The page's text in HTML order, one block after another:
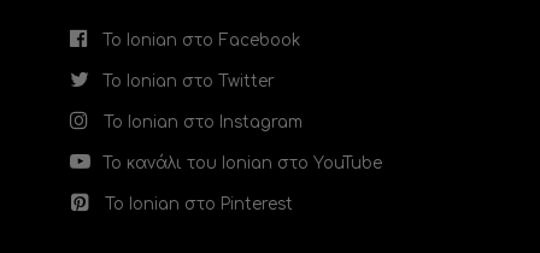
Το Ionian στο Facebook
Το Ionian στο Twitter
Το Ionian στο Instagram
Το κανάλι του Ionian στο YouTube
Το Ionian στο Pinterest